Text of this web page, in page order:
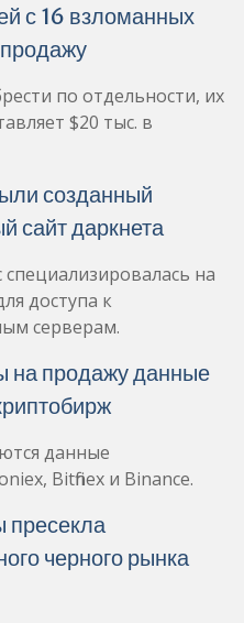
с 16 взломанных
по отдельности, их
$20 тыс. в
созданный
сайт даркнета
на
доступа к
серверам.
на продажу данные
данные
Bitfinex и Binance.
пресекла
черного рынка